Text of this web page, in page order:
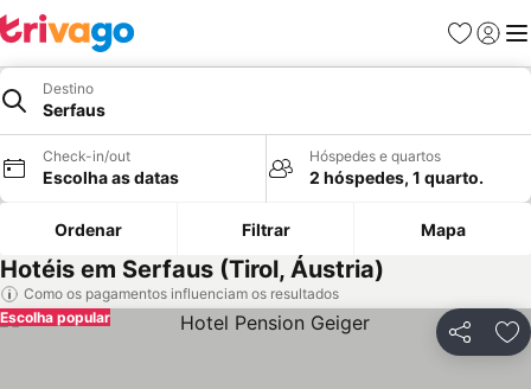
Favoritos
Iniciar
Destino
Serfaus
Check-in/out
Escolha as datas
Hóspedes e quartos
2 hóspedes, 1 quarto.
Ordenar Filtrar Mapa
Hotéis em Serfaus (Tirol, Áustria)
Como os pagamentos influenciam os resultados
Partilhar
Escolha popular